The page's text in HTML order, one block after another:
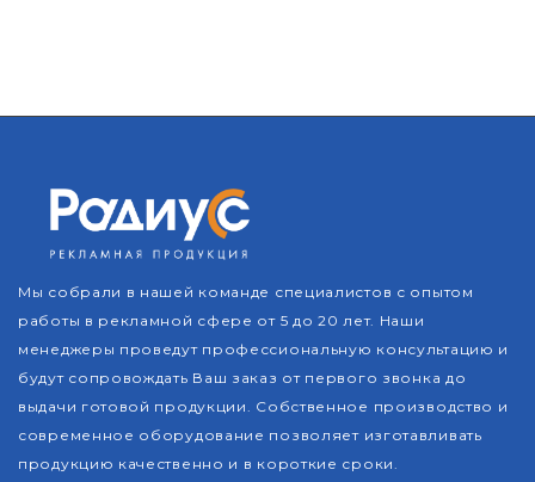
Мы собрали в нашей команде специалистов с опытом
работы в рекламной сфере от 5 до 20 лет. Наши
менеджеры проведут профессиональную консультацию и
будут сопровождать Ваш заказ от первого звонка до
выдачи готовой продукции. Собственное производство и
современное оборудование позволяет изготавливать
продукцию качественно и в короткие сроки.